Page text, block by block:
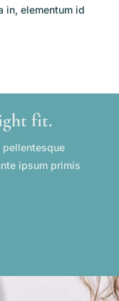
in, elementum id
fit.
pellentesque
ipsum primis